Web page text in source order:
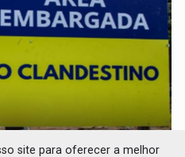
site para oferecer a melhor